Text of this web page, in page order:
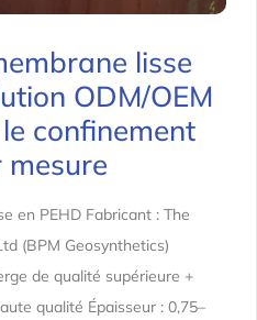
lisse
ODM/OEM
confinement
mesure
en PEHD Fabricant : The
(BPM Geosynthetics)
de qualité supérieure +
qualité Épaisseur : 0,75–